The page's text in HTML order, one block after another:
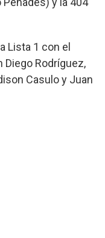
Lista 1 con el
Diego Rodríguez,
Casulo y Juan